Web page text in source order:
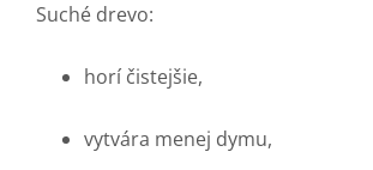
Suché drevo:
horí čistejšie,
vytvára menej dymu,